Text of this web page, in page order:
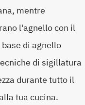
mentre
l'agnello con il
di agnello
di sigillatura
durante tutto il
tua cucina.